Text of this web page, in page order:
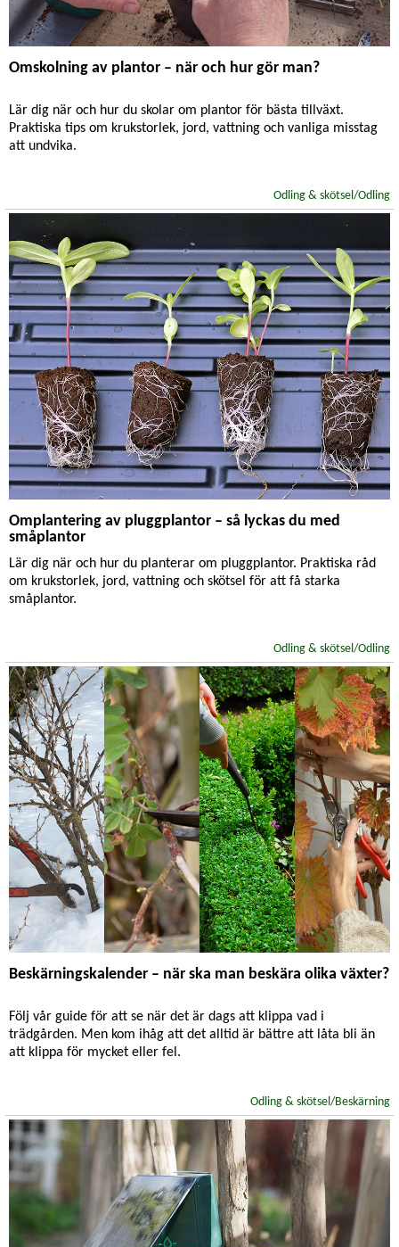
Omskolning av plantor – när och hur gör man?
Lär dig när och hur du skolar om plantor för bästa tillväxt.
Praktiska tips om krukstorlek, jord, vattning och vanliga misstag
att undvika.
Odling & skötsel/Odling
Omplantering av pluggplantor – så lyckas du med
småplantor
Lär dig när och hur du planterar om pluggplantor. Praktiska råd
om krukstorlek, jord, vattning och skötsel för att få starka
småplantor.
Odling & skötsel/Odling
Beskärningskalender – när ska man beskära olika växter?
Följ vår guide för att se när det är dags att klippa vad i
trädgården. Men kom ihåg att det alltid är bättre att låta bli än
att klippa för mycket eller fel.
Odling & skötsel/Beskärning